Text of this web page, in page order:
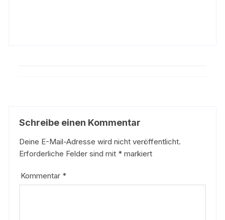
Schreibe einen Kommentar
Deine E-Mail-Adresse wird nicht veröffentlicht.
Erforderliche Felder sind mit * markiert
Kommentar *